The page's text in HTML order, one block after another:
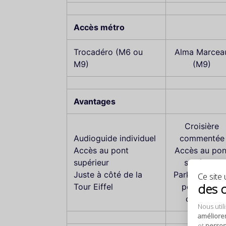
Ce site
des
Nous
Accès métro
Trocadéro (M6 ou
M9)
Alma
(M9)
Avantages
Audioguide individuel
Accès au pont
supérieur
Juste à côté de la
Tour Eiffel
Croisière
commentée
Accès au
supérieur
Parking
pendant la
croisière